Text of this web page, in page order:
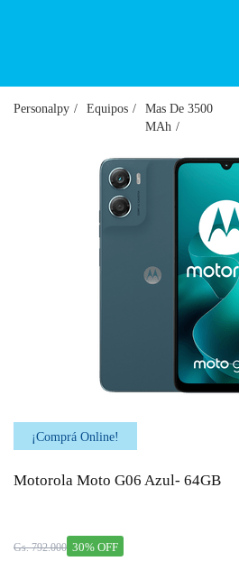
Personalpy Equipos
Mas De 3500
MAh
¡Comprá Online!
Motorola Moto G06 Azul- 64GB
30% OFF
Gs. 792.000